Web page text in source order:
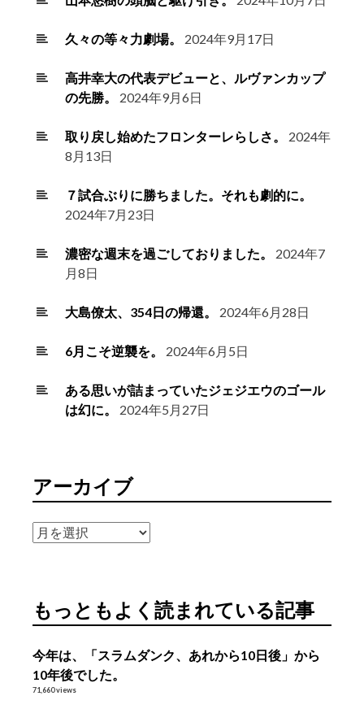
久々の等々力劇場。 2024年9月17日
高井幸大の代表デビューと、ルヴァンカップ
の先勝。
2024年9月6日
取り戻し始めたフロンターレらしさ。
2024年
8月13日
７試合ぶりに勝ちました。それも劇的に。
2024年7月23日
濃密な週末を過ごしておりました。
2024年7
月8日
大島僚太、354日の帰還。 2024年6月28日
6月こそ逆襲を。 2024年6月5日
ある思いが詰まっていたジェジエウのゴール
は幻に。
2024年5月27日
アーカイブ
ア
ブ
もっともよく読まれている記事
今年は、「スラムダンク、あれから10日後」から
10年後でした。
71,660 views